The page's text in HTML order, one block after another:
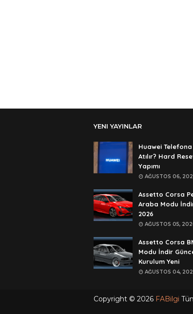
YENI YAYINLAR
Huawei
Atılır? Hard
Yapımı
AĞUSTOS 06,
Assetto Corsa
Araba Modu
2026
AĞUSTOS 05,
Assetto Corsa
Modu İndir
Kurulum Yeni
AĞUSTOS 04,
Copyright © 2026 FABilgi